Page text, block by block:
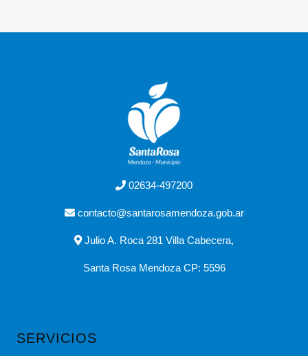
02634-497200
contacto@santarosamendoza.gob.ar
Julio A. Roca 281 Villa Cabecera,
Santa Rosa Mendoza CP: 5596
SERVICIOS